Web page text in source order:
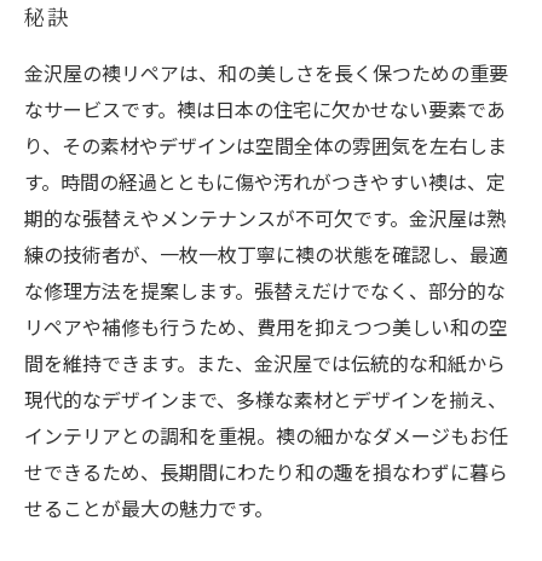
秘訣
金沢屋の襖リペアは、和の美しさを長く保つための重要
なサービスです。襖は日本の住宅に欠かせない要素であ
り、その素材やデザインは空間全体の雰囲気を左右しま
す。時間の経過とともに傷や汚れがつきやすい襖は、定
期的な張替えやメンテナンスが不可欠です。金沢屋は熟
練の技術者が、一枚一枚丁寧に襖の状態を確認し、最適
な修理方法を提案します。張替えだけでなく、部分的な
リペアや補修も行うため、費用を抑えつつ美しい和の空
間を維持できます。また、金沢屋では伝統的な和紙から
現代的なデザインまで、多様な素材とデザインを揃え、
インテリアとの調和を重視。襖の細かなダメージもお任
せできるため、長期間にわたり和の趣を損なわずに暮ら
せることが最大の魅力です。